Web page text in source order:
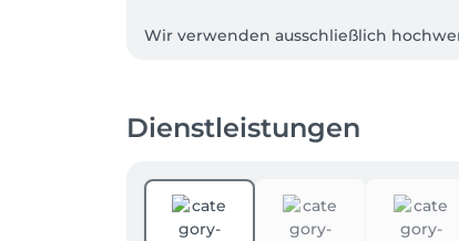
Wir verwenden ausschließlich
Praktisch für Sie: Direkt vor dem
Stornobedingungen: Bitte beachten
mehr neu vergeben können. Um
Bis 24 Stunden vor dem Termin:
Dienstleistungen